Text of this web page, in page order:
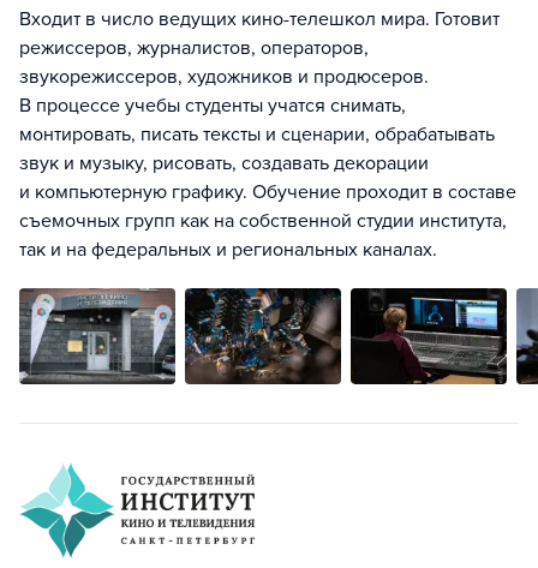
Входит в число ведущих кино-телешкол мира. Готовит
режиссеров, журналистов, операторов,
звукорежиссеров, художников и продюсеров.
В процессе учебы студенты учатся снимать,
монтировать, писать тексты и сценарии, обрабатывать
звук и музыку, рисовать, создавать декорации
и компьютерную графику. Обучение проходит в составе
съемочных групп как на собственной студии института,
так и на федеральных и региональных каналах.